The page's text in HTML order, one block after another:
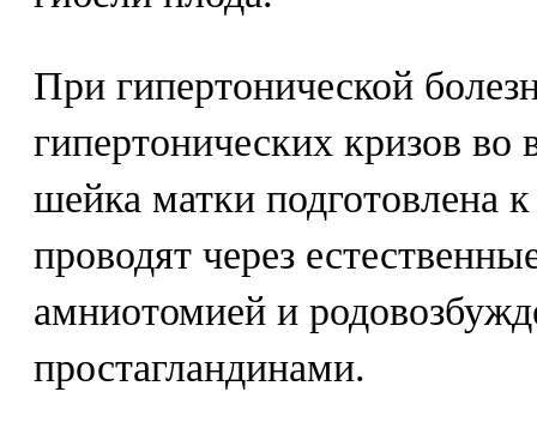
При гипертонической
гипертонических кризов во
шейка матки подготовлена
проводят через
амниотомией и
простагландинами.